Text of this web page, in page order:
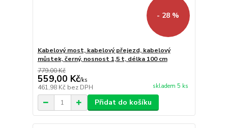
- 28 %
Kabelový most, kabelový přejezd, kabelový
můstek, černý, nosnost 1,5 t, délka 100 cm
779,00 Kč
559,00 Kč/ks
461,98 Kč bez DPH skladem 5 ks
Přidat do košíku